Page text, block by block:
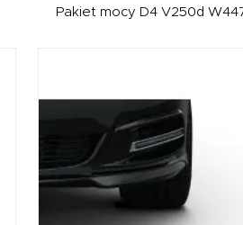
Pakiet mocy D4 V250d